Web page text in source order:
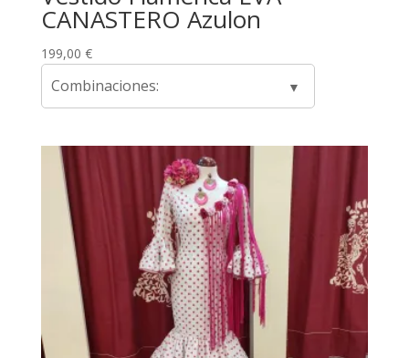
CANASTERO Azulon
199,00 €
Combinaciones: